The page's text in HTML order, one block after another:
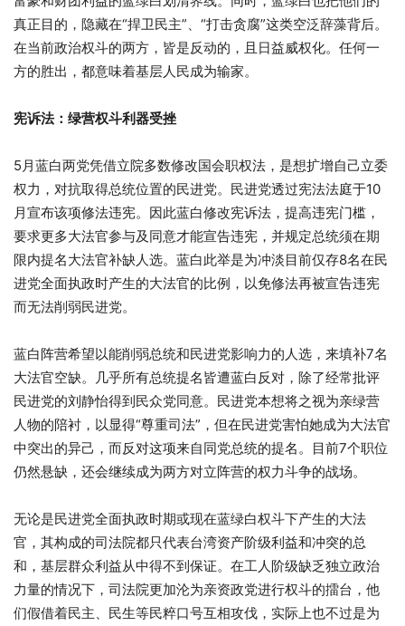
真正目的，隐藏在“捍卫民主”、“打击贪腐”这类空泛辞藻背后。
在当前政治权斗的两方，皆是反动的，且日益威权化。任何一
方的胜出，都意味着基层人民成为输家。
宪诉法：绿营权斗利器受挫
5月蓝白两党凭借立院多数修改国会职权法，是想扩增自己立委
权力，对抗取得总统位置的民进党。民进党透过宪法法庭于10
月宣布该项修法违宪。因此蓝白修改宪诉法，提高违宪门槛，
要求更多大法官参与及同意才能宣告违宪，并规定总统须在期
限内提名大法官补缺人选。蓝白此举是为冲淡目前仅存8名在民
进党全面执政时产生的大法官的比例，以免修法再被宣告违宪
而无法削弱民进党。
蓝白阵营希望以能削弱总统和民进党影响力的人选，来填补7名
大法官空缺。几乎所有总统提名皆遭蓝白反对，除了经常批评
民进党的刘静怡得到民众党同意。民进党本想将之视为亲绿营
人物的陪衬，以显得“尊重司法”，但在民进党害怕她成为大法官
中突出的异己，而反对这项来自同党总统的提名。目前7个职位
仍然悬缺，还会继续成为两方对立阵营的权力斗争的战场。
无论是民进党全面执政时期或现在蓝绿白权斗下产生的大法
官，其构成的司法院都只代表台湾资产阶级利益和冲突的总
和，基层群众利益从中得不到保证。在工人阶级缺乏独立政治
力量的情况下，司法院更加沦为亲资政党进行权斗的擂台，他
们假借着民主、民生等民粹口号互相攻伐，实际上也不过是为